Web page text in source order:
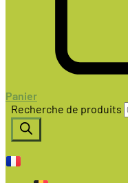
Panier
Recherche de produits